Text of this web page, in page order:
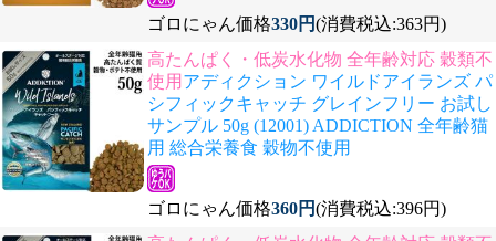
ゴロにゃん価格330円(消費税込:363円)
高たんぱく・低炭水化物 全年齢対応 穀類不
使用 アディクション ワイルドアイランズ パ
シフィックキャッチ グレインフリー お試し
サンプル 50g (12001) ADDICTION 全年齢猫
用 総合栄養食 穀物不使用
ゴロにゃん価格360円(消費税込:396円)